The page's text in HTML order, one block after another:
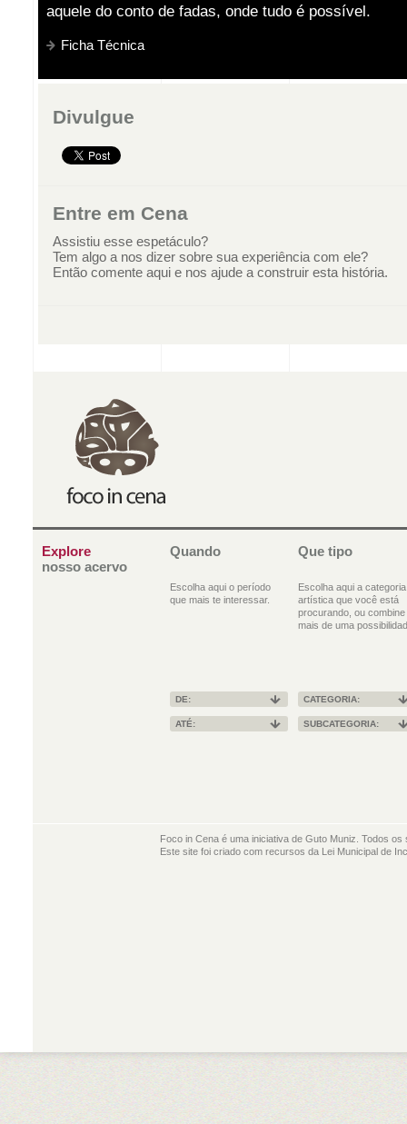
aquele do conto de fadas, onde tudo é possível.
Ficha Técnica
Divulgue
Entre em Cena
Assistiu esse espetáculo?
Tem algo a nos dizer sobre sua experiência com ele?
Então comente aqui e nos ajude a construir esta história.
Explore
nosso acervo
Quando
Escolha aqui o período
que mais te interessar.
Que tipo
Escolha aqui a categoria
artística que você está
procurando, ou combine
mais de uma
DE:
ATÉ:
CATEGORIA:
SUBCATEGORIA:
Foco in Cena é uma iniciativa de Guto Muniz. Todos
Este site foi criado com recursos da Lei Municipal de